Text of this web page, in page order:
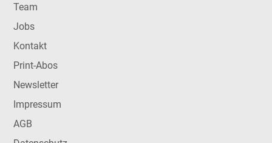
Team
Jobs
Kontakt
Print-Abos
Newsletter
Impressum
AGB